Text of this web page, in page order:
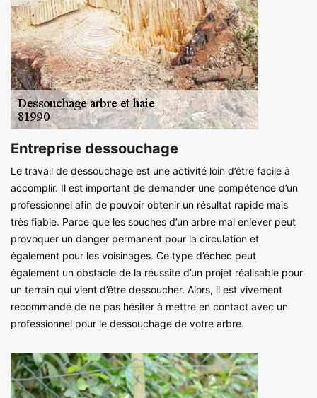
Entreprise dessouchage
Le travail de dessouchage est une activité loin d’être facile à
accomplir. Il est important de demander une compétence d’un
professionnel afin de pouvoir obtenir un résultat rapide mais
très fiable. Parce que les souches d’un arbre mal enlever peut
provoquer un danger permanent pour la circulation et
également pour les voisinages. Ce type d’échec peut
également un obstacle de la réussite d’un projet réalisable pour
un terrain qui vient d’être dessoucher. Alors, il est vivement
recommandé de ne pas hésiter à mettre en contact avec un
professionnel pour le dessouchage de votre arbre.